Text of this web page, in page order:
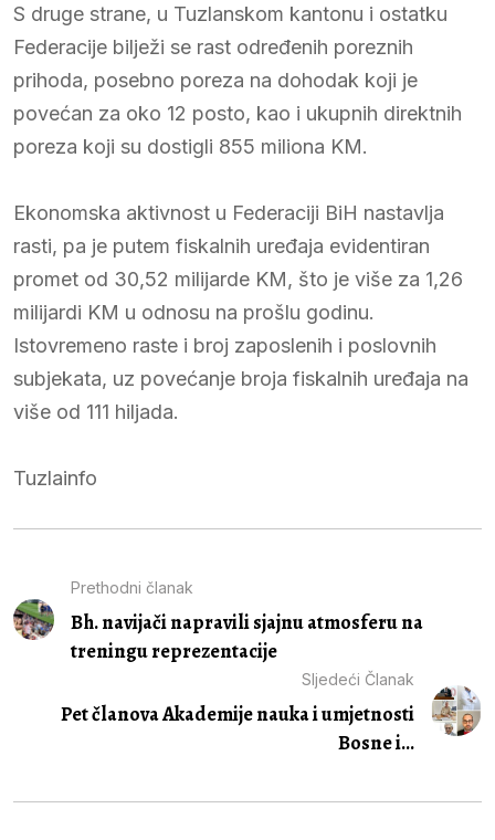
S druge strane, u Tuzlanskom kantonu i ostatku
Federacije bilježi se rast određenih poreznih
prihoda, posebno poreza na dohodak koji je
povećan za oko 12 posto, kao i ukupnih direktnih
poreza koji su dostigli 855 miliona KM.
Ekonomska aktivnost u Federaciji BiH nastavlja
rasti, pa je putem fiskalnih uređaja evidentiran
promet od 30,52 milijarde KM, što je više za 1,26
milijardi KM u odnosu na prošlu godinu.
Istovremeno raste i broj zaposlenih i poslovnih
subjekata, uz povećanje broja fiskalnih uređaja na
više od 111 hiljada.
Tuzlainfo
Prethodni članak
Bh. navijači napravili sjajnu atmosferu na
treningu reprezentacije
Sljedeći Članak
Pet članova Akademije nauka i umjetnosti
Bosne i...